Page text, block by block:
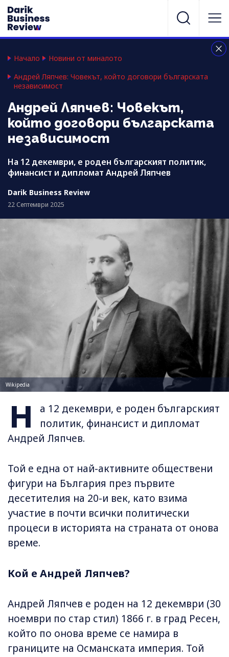
Начало
Новини от миналото
Андрей Ляпчев: Човекът, който договори българската
независимост
Андрей Ляпчев: Човекът,
който договори българската
независимост
На 12 декември, е роден българският политик,
финансист и дипломат Андрей Ляпчев
Darik Business Review
22 Септември 2025
Wikipedia
Н
а 12 декември, е роден българският
политик, финансист и дипломат
Андрей Ляпчев.
Той е една от най-активните обществени
фигури на България през първите
десетителия на 20-и век, като взима
участие в почти всички политически
процеси в историята на страната от онова
време.
Кой е Андрей Ляпчев?
Андрей Ляпчев е роден на 12 декември (30
ноември по стар стил) 1866 г. в град Ресен,
който по онова време се намира в
границите на Османската империя. Той